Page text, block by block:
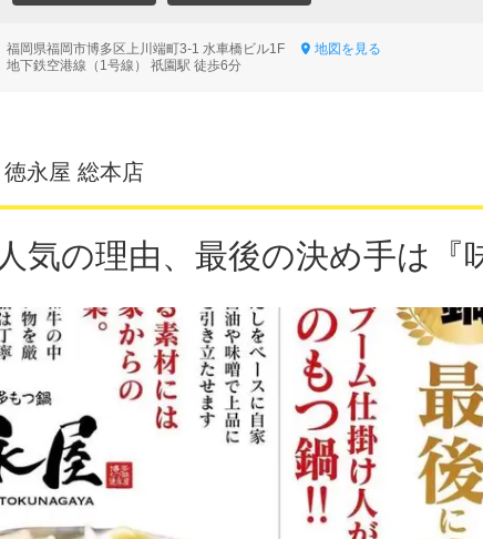
福岡県福岡市博多区上川端町3-1 水車橋ビル1F
地図を見る
地下鉄空港線（1号線） 祇園駅 徒歩6分
永屋 総本店
人気の理由、最後の決め手は『